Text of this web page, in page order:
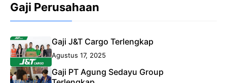
Gaji Perusahaan
Gaji J&T Cargo Terlengkap
Agustus 17, 2025
Gaji PT Agung Sedayu Group